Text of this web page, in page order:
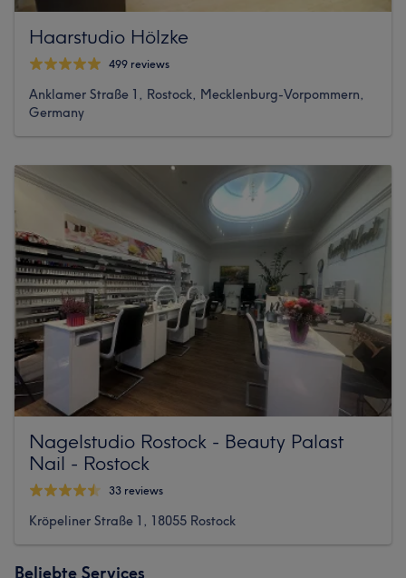
Haarstudio Hölzke
499 reviews
Anklamer Straße 1, Rostock, Mecklenburg-Vorpommern,
Germany
Nagelstudio Rostock - Beauty Palast
Nail - Rostock
33 reviews
Kröpeliner Straße 1, 18055 Rostock
Beliebte Services